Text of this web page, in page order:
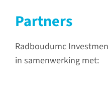
Partners
Radboudumc
in samenwerking met: